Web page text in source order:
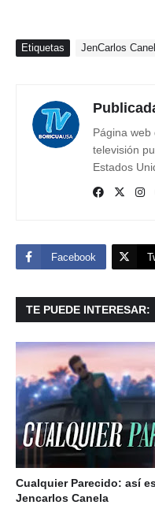
Etiquetas JenCarlos
Página
televisión
Estados
Facebook
TE PUEDE INTERESAR:
Cualquier Parecido: así
Jencarlos Canela